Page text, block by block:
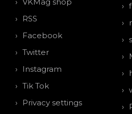
RSS
Facebook
Twitter
Instagram
Tik Tok
Privacy settings